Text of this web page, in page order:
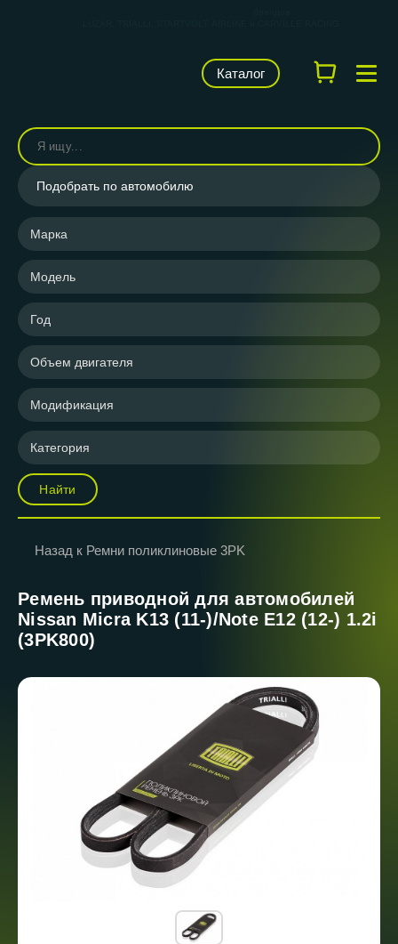
Каталог
Подобрать по автомобилю
Марка
Модель
Год
Объем двигателя
Модификация
Категория
Найти
Назад к Ремни поликлиновые 3PK
Ремень приводной для автомобилей
Nissan Micra K13 (11-)/Note E12 (12-) 1.2i
(3PK800)